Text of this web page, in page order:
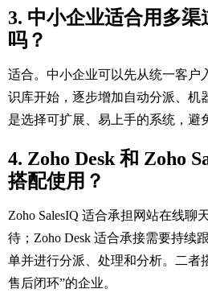
3. 中小企业适合用多
吗？
适合。中小企业可以先从统一客户
识库开始，逐步增加自动分派、机
是选择可扩展、易上手的系统，避
4. Zoho Desk 和 Zoho
搭配使用？
Zoho SalesIQ 适合承担网站在线聊
待；Zoho Desk 适合承接需要持续
单并进行分派、处理和分析。二者
售后闭环”的企业。